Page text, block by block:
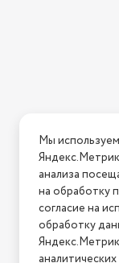
2026 ©
Мы
анализа
на обработку
согласие на
обработку